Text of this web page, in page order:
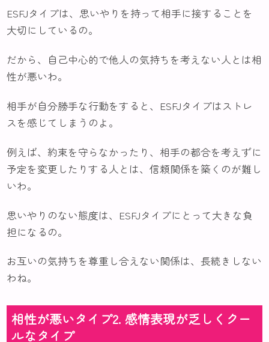
ESFJタイプは、思いやりを持って相手に接することを
大切にしているの。
だから、自己中心的で他人の気持ちを考えない人とは相
性が悪いわ。
相手が自分勝手な行動をすると、ESFJタイプはストレ
スを感じてしまうのよ。
例えば、約束を守らなかったり、相手の都合を考えずに
予定を変更したりする人とは、信頼関係を築くのが難し
いわ。
思いやりのない態度は、ESFJタイプにとって大きな負
担になるの。
お互いの気持ちを尊重し合えない関係は、長続きしない
わね。
相性が悪いタイプ2. 感情表現が乏しくクー
ルなタイプ